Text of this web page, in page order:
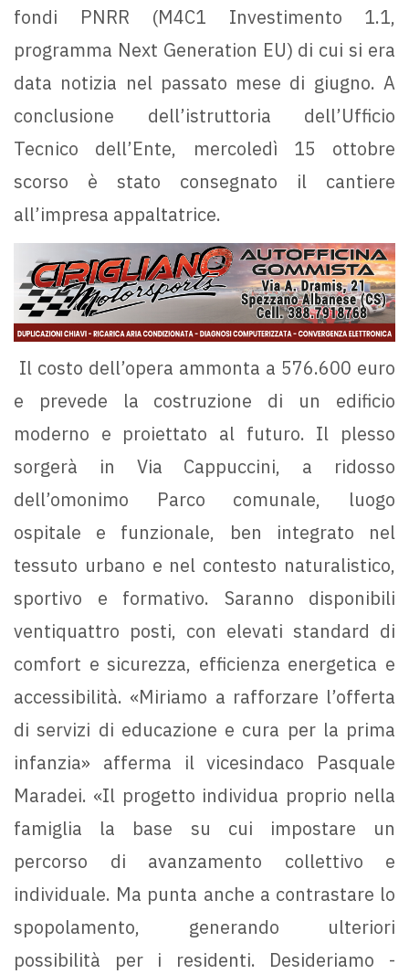
fondi PNRR (M4C1 Investimento 1.1,
programma Next Generation EU) di cui si era
data notizia nel passato mese di giugno. A
conclusione dell’istruttoria dell’Ufficio
Tecnico dell’Ente, mercoledì 15 ottobre
scorso è stato consegnato il cantiere
all’impresa appaltatrice.
Il costo dell’opera ammonta a 576.600 euro
e prevede la costruzione di un edificio
moderno e proiettato al futuro. Il plesso
sorgerà in Via Cappuccini, a ridosso
dell’omonimo Parco comunale, luogo
ospitale e funzionale, ben integrato nel
tessuto urbano e nel contesto naturalistico,
sportivo e formativo. Saranno disponibili
ventiquattro posti, con elevati standard di
comfort e sicurezza, efficienza energetica e
accessibilità. «Miriamo a rafforzare l’offerta
di servizi di educazione e cura per la prima
infanzia» afferma il vicesindaco Pasquale
Maradei. «Il progetto individua proprio nella
famiglia la base su cui impostare un
percorso di avanzamento collettivo e
individuale. Ma punta anche a contrastare lo
spopolamento, generando ulteriori
possibilità per i residenti. Desideriamo -